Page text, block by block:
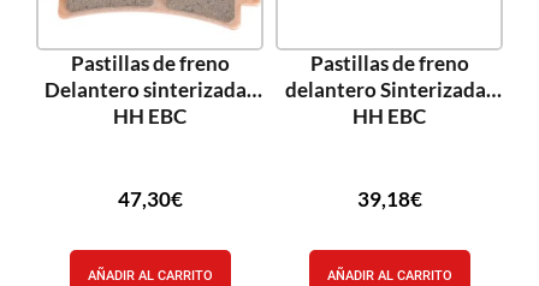
Pastillas de freno
Delantero sinterizadas
HH EBC
47,30€
AÑADIR AL CARRITO
Pastillas de freno
delantero Sinterizadas
HH EBC
39,18€
AÑADIR AL CARRITO